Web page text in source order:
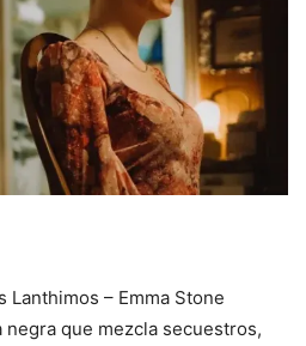
Lanthimos – Emma Stone
que mezcla secuestros,